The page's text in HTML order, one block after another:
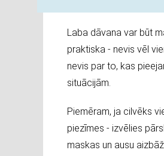
Laba dāvana var būt
praktiska - nevis vēl
nevis par to, kas
situācijām.
Piemēram, ja cilvēks
piezīmes - izvēlies
maskas un ausu